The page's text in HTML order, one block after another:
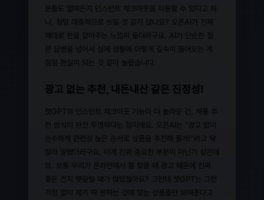
분들도 얼마든지 인스턴트 체크아웃을 이용할 수 있다고 하
니, 정말 대중적으로 쓰일 것 같지 않나요? 오픈AI가 진짜
제대로 판을 깔아주는 느낌이 들더라구요. AI가 단순한 질
문 답변을 넘어서 실제 생활에 이렇게 깊숙이 들어오는 게
점점 현실이 되는 것 같아 놀랍습니다.
광고 없는 추천, 내돈내산 같은 진정성!
챗GPT의 인스턴트 체크아웃 기능이 더 놀라운 건, 제품 추
천 방식이 완전 투명하다는 점이에요. 오픈AI는 "광고 없이
순수하게 관련성 높은 순서로 상품을 추천해 줄게!"라고 딱
잘라 말했더라구요. 이게 진짜 중요한 부분이 아닌가 싶은데
요. 보통 우리가 온라인에서 뭘 찾을 때 광고 때문에 진짜
좋은 건지 헷갈릴 때가 많았잖아요? 그런데 챗GPT는 그런
걱정 없이 제가 딱 원하는 것에 맞는 상품들만 보여준다고